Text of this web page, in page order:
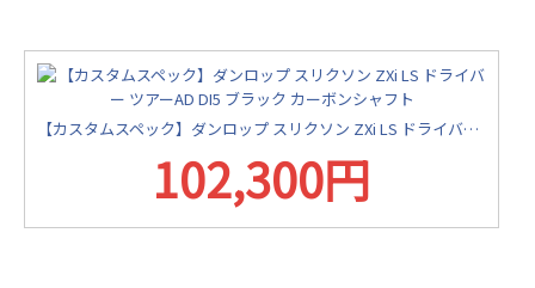
【カスタムスペック】ダンロップ スリクソン ZXi LS ドライバー ツアーAD DI5 ブラック カーボンシャフト
102,300円